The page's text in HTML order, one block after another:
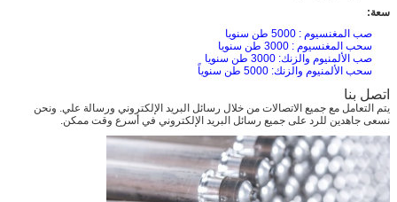
سعة:
صب المغنسيوم : 5000 طن سنويا
سحب المغنسيوم : 3000 طن سنويا
صب الألمنيوم والزنك: 3000 طن سنويا
سحب الألمنيوم والزنك: 5000 طن سنوياً
اتصل بنا
يتم التعامل مع جميع الاتصالات من خلال رسائل البريد الإلكتروني ورسالة علي. ونحن
نسعى جاهدين للرد على جميع رسائل البريد الإلكتروني في أسرع وقت ممكن.